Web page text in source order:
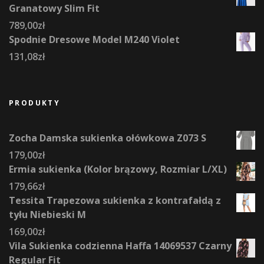
Granatowy Slim Fit
789,00zł
Spodnie Dresowe Model M240 Violet
131,08zł
PRODUKTY
Zocha Damska sukienka ołówkowa Z073 S
179,00zł
Ermia sukienka (Kolor brązowy, Rozmiar L/XL)
179,66zł
Tessita Trapezowa sukienka z kontrafałdą z
tyłu Niebieski M
169,00zł
Vila Sukienka codzienna Haffa 14069537 Czarny
Regular Fit